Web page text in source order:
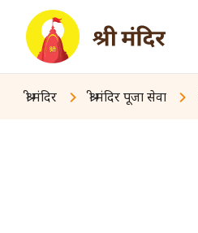
श्री मंदिर श्री मंदिर पूजा सेवा